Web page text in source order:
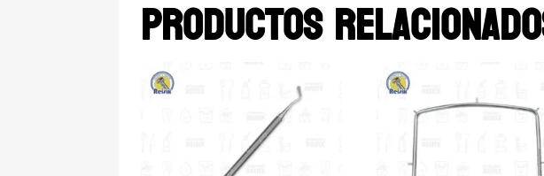
Productos